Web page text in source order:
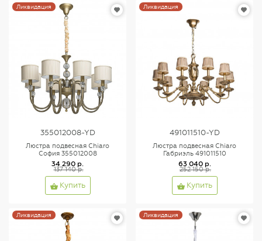
Ликвидация
355012008-YD
Люстра подвесная Chiaro
София 355012008
34 290 р.
137 140 р.
Купить
Ликвидация
491011510-YD
Люстра подвесная Chiaro
Габриэль 491011510
63 040 р.
252 150 р.
Купить
Ликвидация Ликвидация